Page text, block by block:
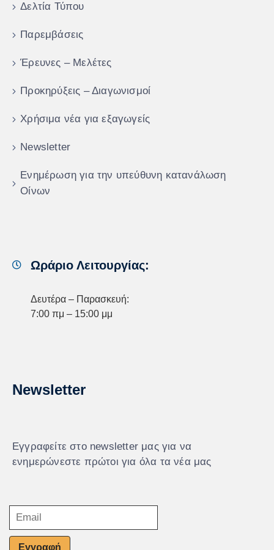
Δελτία Τύπου
Παρεμβάσεις
Έρευνες – Μελέτες
Προκηρύξεις – Διαγωνισμοί
Χρήσιμα νέα για εξαγωγείς
Newsletter
Ενημέρωση για την υπεύθυνη κατανάλωση
Οίνων
Ωράριο Λειτουργίας:
Δευτέρα – Παρασκευή:
7:00 πμ – 15:00 μμ
Newsletter
Εγγραφείτε στο newsletter μας για να
ενημερώνεστε πρώτοι για όλα τα νέα μας
Εγγραφή